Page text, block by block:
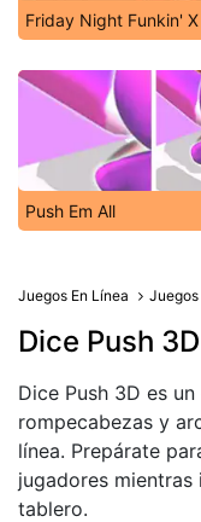
Friday Night Funkin'
Push Em All
Juegos En Línea
Dice Push 3D
Dice Push 3D es
rompecabezas y
línea. Prepárate
jugadores
tablero.